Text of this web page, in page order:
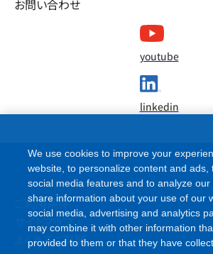
お問い合わせ
youtube
linkedin
ご利用条件
サイトマップ
よくあるご質問
We use cookies to improve your
website, to personalize content and ads,
social media features and to analyze our
share information about your use of our
social media, advertising and analytics
may combine it with other information
provided to them or that they have